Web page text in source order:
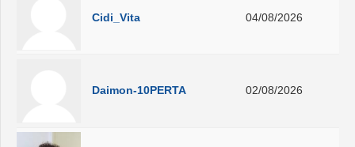
Cidi_Vita 04/08/2026
Daimon-10PERTA 02/08/2026